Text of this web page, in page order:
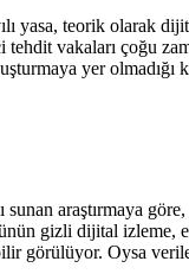
yasa, teorik olarak
vakaları çoğu
yer olmadığı
araştırmaya
gizli dijital izleme,
görülüyor. Oysa